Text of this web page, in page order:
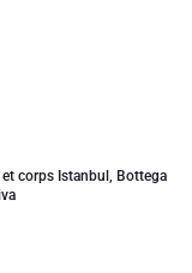
corps Istanbul, Bottega